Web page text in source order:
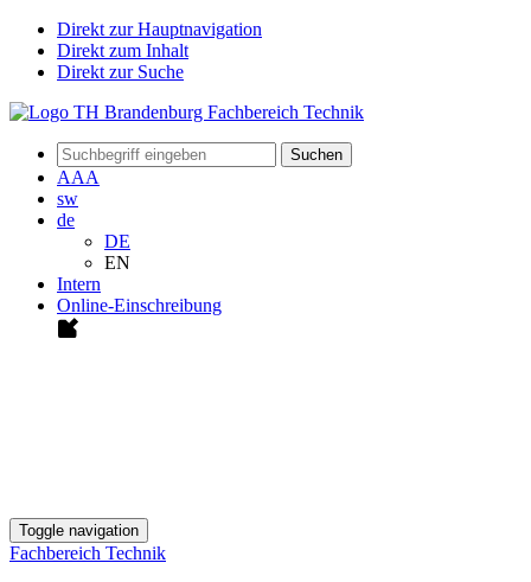
Direkt zur Hauptnavigation
Direkt zum Inhalt
Direkt zur Suche
Suchen
AAA
sw
de
DE
EN
Intern
Online-Einschreibung
Toggle navigation
Fachbereich Technik